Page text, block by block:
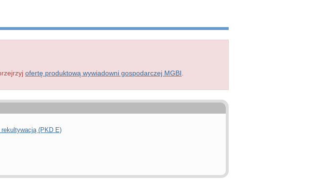
ofertę produktową wywiadowni gospodarczej MGBI
(PKD E)